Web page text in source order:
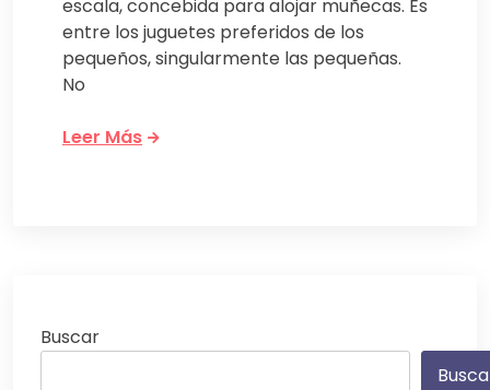
escala, concebida para alojar muñecas. Es
entre los juguetes preferidos de los
pequeños, singularmente las pequeñas.
No
Leer Más
Buscar